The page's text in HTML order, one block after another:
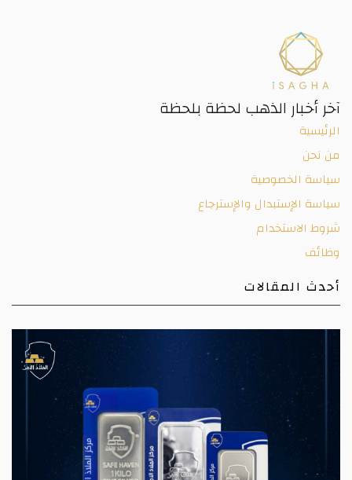
آخر أخبار الذهب لحظة بلحظة
الرئيسية
من نحن
سياسة الخصوصية
سياسة الإستبدال والإسترجاع
شروط الاستخدام
وظائف
أحدث المقالات